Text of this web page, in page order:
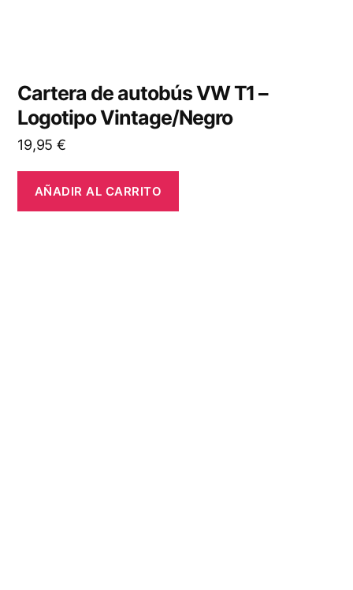
Cartera de autobús VW T1 –
Logotipo Vintage/Negro
19,95 €
AÑADIR AL CARRITO